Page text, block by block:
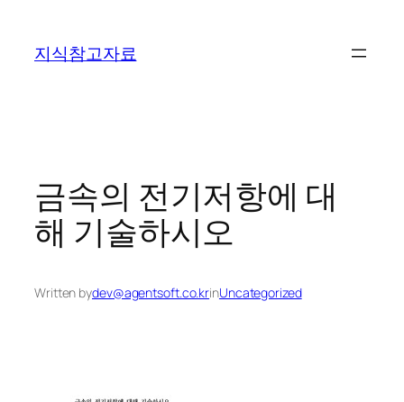
지식참고자료
금속의 전기저항에 대
해 기술하시오
Written bydev@agentsoft.co.krinUncategorized